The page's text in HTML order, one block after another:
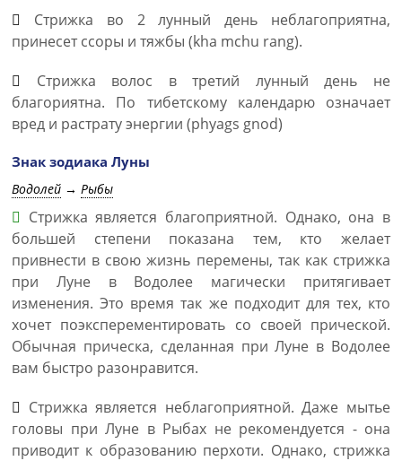
Стрижка во 2 лунный день неблагоприятна,
принесет ссоры и тяжбы (kha mchu rang).
Стрижка волос в третий лунный день не
благориятна. По тибетскому календарю означает
вред и растрату энергии (phyags gnod)
Знак зодиака Луны
Водолей → Рыбы
Стрижка является благоприятной. Однако, она в
большей степени показана тем, кто желает
привнести в свою жизнь перемены, так как стрижка
при Луне в Водолее магически притягивает
изменения. Это время так же подходит для тех, кто
хочет поэксперементировать со своей прической.
Обычная прическа, сделанная при Луне в Водолее
вам быстро разонравится.
Стрижка является неблагоприятной. Даже мытье
головы при Луне в Рыбах не рекомендуется - она
приводит к образованию перхоти. Однако, стрижка